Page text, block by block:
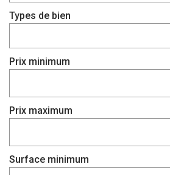
Types de bien
Prix minimum
Prix maximum
Surface minimum